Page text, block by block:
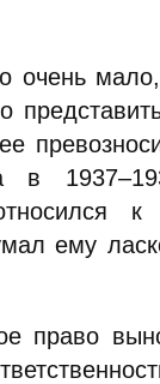
очень
в
к
ему
право